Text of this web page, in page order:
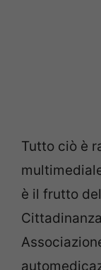
Tutto ciò è
è il frutto